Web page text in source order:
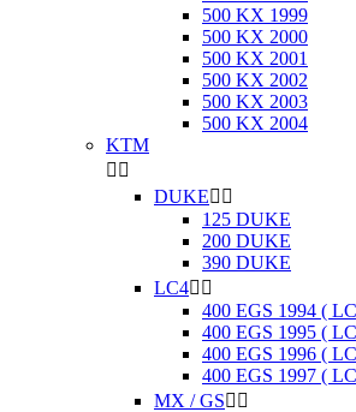
500 KX 1999
500 KX 2000
500 KX 2001
500 KX 2002
500 KX 2003
500 KX 2004
KTM
 
DUKE 
125 DUKE
200 DUKE
390 DUKE
LC4 
400 EGS 1994 (
400 EGS 1995 (
400 EGS 1996 (
400 EGS 1997 (
MX / GS 